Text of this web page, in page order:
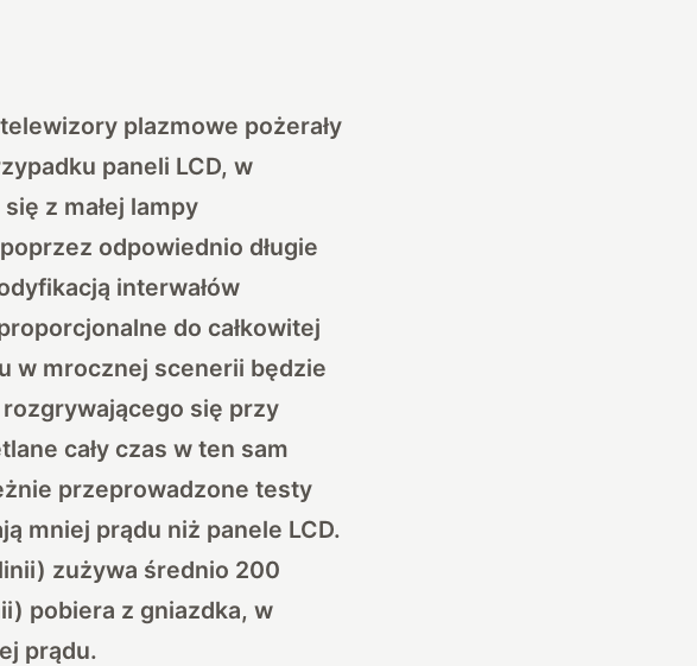
plazmowe pożerały
paneli LCD, w
z małej lampy
odpowiednio długie
interwałów
do całkowitej
w mrocznej scenerii będzie
się przy
cały czas w ten sam
przeprowadzone testy
mniej prądu niż panele LCD.
zużywa średnio 200
pobiera z gniazdka, w
prądu.